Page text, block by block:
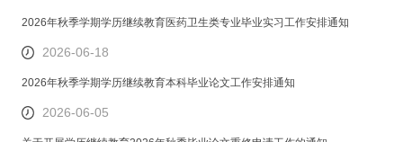
2026年秋季学期学历继续教育医药卫生类专业毕业实习工作安排通知
2026-06-18
2026年秋季学期学历继续教育本科毕业论文工作安排通知
2026-06-05